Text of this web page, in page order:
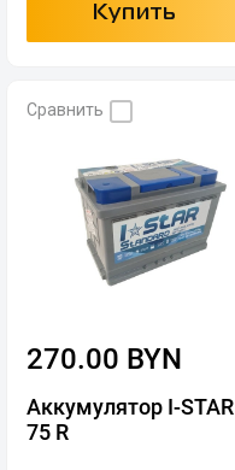
Купить
Сравнить
270.00 BYN
Аккумулятор I-STAR
75 R